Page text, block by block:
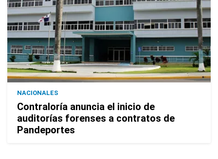
NACIONALES
Contraloría anuncia el inicio de
auditorías forenses a contratos de
Pandeportes